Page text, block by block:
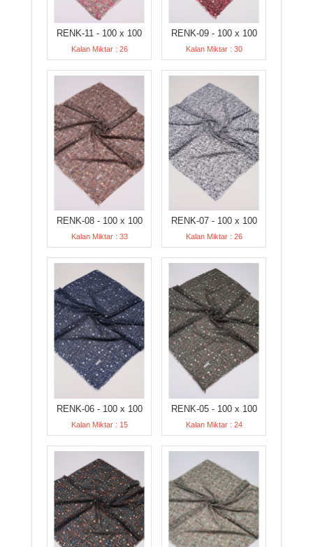
RENK-11 - 100 x 100
Kalan Miktar : 26
RENK-09 - 100 x 100
Kalan Miktar : 30
RENK-08 - 100 x 100
Kalan Miktar : 33
RENK-07 - 100 x 100
Kalan Miktar : 26
RENK-06 - 100 x 100
Kalan Miktar : 15
RENK-05 - 100 x 100
Kalan Miktar : 24